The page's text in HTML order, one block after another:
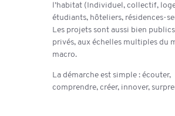
l’habitat (Individuel, collectif,
étudiants, hôteliers, résidences-
Les projets sont aussi bien
privés, aux échelles multiples du
macro.
La démarche est simple : écouter,
comprendre, créer, innover,